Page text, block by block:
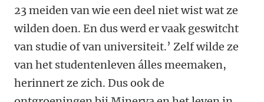
23 meiden van wie een deel niet wist wat ze
wilden doen. En dus werd er vaak geswitcht
van studie of van universiteit.’ Zelf wilde ze
van het studentenleven álles meemaken,
herinnert ze zich. Dus ook de